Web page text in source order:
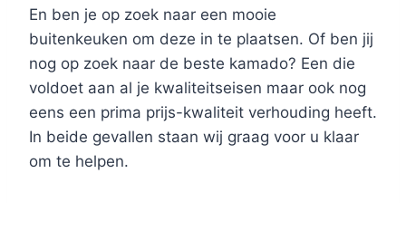
En ben je op zoek naar een mooie
buitenkeuken om deze in te plaatsen. Of ben jij
nog op zoek naar de beste kamado? Een die
voldoet aan al je kwaliteitseisen maar ook nog
eens een prima prijs-kwaliteit verhouding heeft.
In beide gevallen staan wij graag voor u klaar
om te helpen.